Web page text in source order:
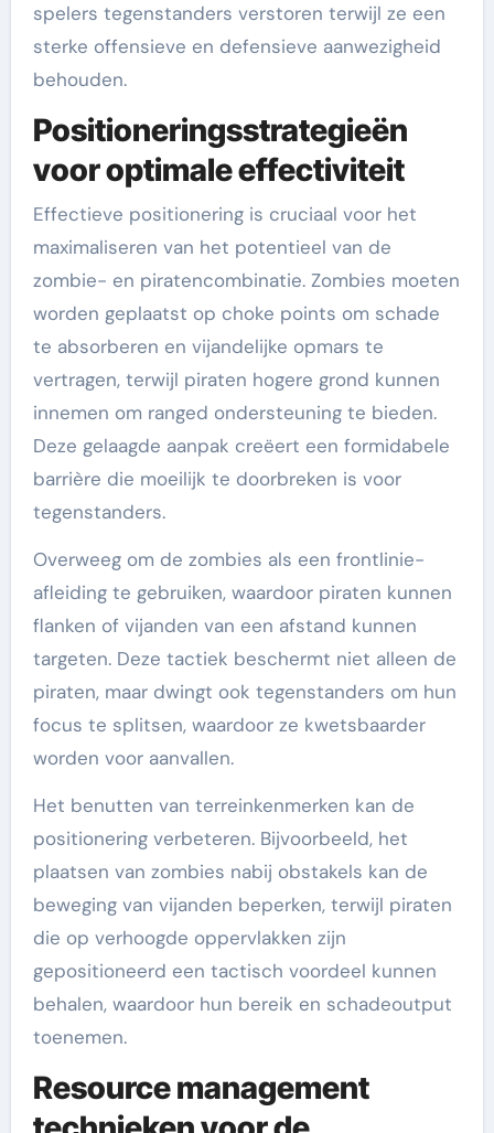
spelers tegenstanders verstoren terwijl ze een
sterke offensieve en defensieve aanwezigheid
behouden.
Positioneringsstrategieën
voor optimale effectiviteit
Effectieve positionering is cruciaal voor het
maximaliseren van het potentieel van de
zombie- en piratencombinatie. Zombies moeten
worden geplaatst op choke points om schade
te absorberen en vijandelijke opmars te
vertragen, terwijl piraten hogere grond kunnen
innemen om ranged ondersteuning te bieden.
Deze gelaagde aanpak creëert een formidabele
barrière die moeilijk te doorbreken is voor
tegenstanders.
Overweeg om de zombies als een frontlinie-
afleiding te gebruiken, waardoor piraten kunnen
flanken of vijanden van een afstand kunnen
targeten. Deze tactiek beschermt niet alleen de
piraten, maar dwingt ook tegenstanders om hun
focus te splitsen, waardoor ze kwetsbaarder
worden voor aanvallen.
Het benutten van terreinkenmerken kan de
positionering verbeteren. Bijvoorbeeld, het
plaatsen van zombies nabij obstakels kan de
beweging van vijanden beperken, terwijl piraten
die op verhoogde oppervlakken zijn
gepositioneerd een tactisch voordeel kunnen
behalen, waardoor hun bereik en schadeoutput
toenemen.
Resource management